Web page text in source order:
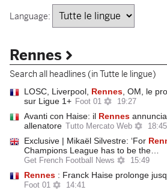
Language:
Rennes
Search all headlines (in Tutte le lingue)
LOSC, Liverpool, Rennes , OM, le
sur Ligue 1+ Foot 01 19:27
Avanti con Haise: il Rennes
allenatore
Tutto Mercato Web 18:45
Exclusive | Mikaël Silvestre: ‘For
Champions League has to be the…
Get French Football News 15:49
Rennes : Franck Haise prolonge
Foot 01 14:41